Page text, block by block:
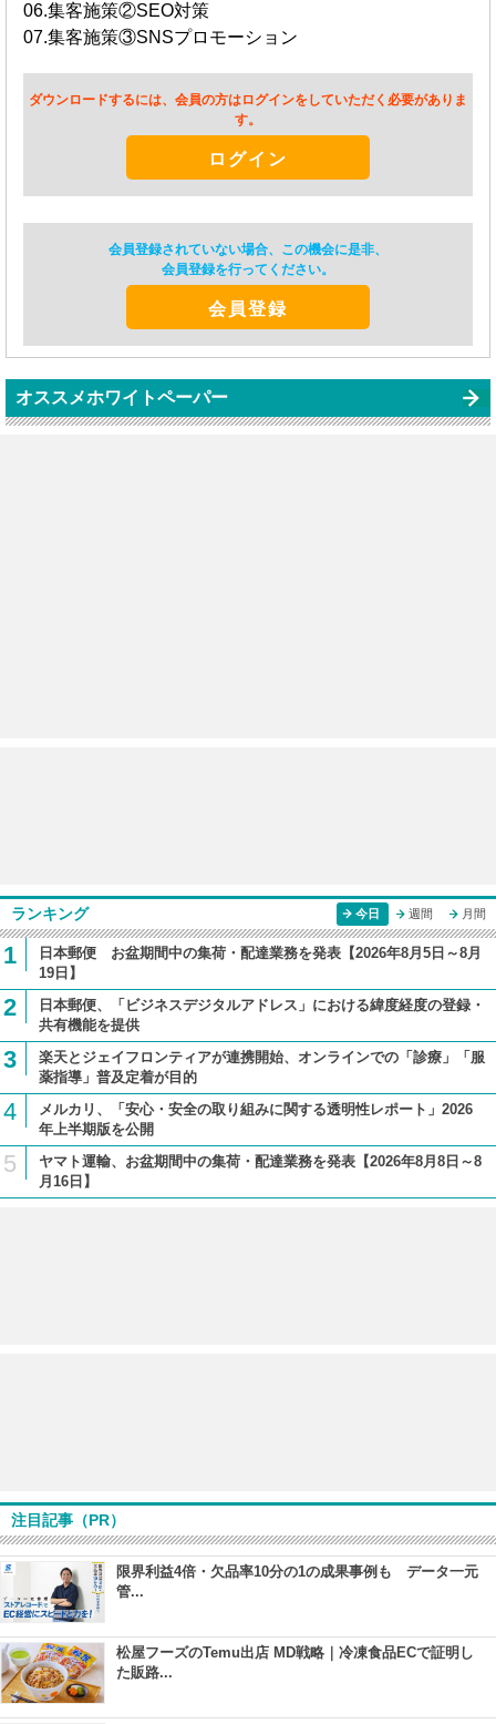
06.集客施策②SEO対策
07.集客施策③SNSプロモーション
ダウンロードするには、会員の方はログインをしていただく必要がありま
す。
ログイン
会員登録されていない場合、この機会に是非、
会員登録を行ってください。
会員登録
オススメホワイトペーパー
ランキング 今日 週間 月間
1
日本郵便 お盆期間中の集荷・配達業務を発表【2026年8月5日～8月
19日】
2
日本郵便、「ビジネスデジタルアドレス」における緯度経度の登録・
共有機能を提供
3
楽天とジェイフロンティアが連携開始、オンラインでの「診療」「服
薬指導」普及定着が目的
4
メルカリ、「安心・安全の取り組みに関する透明性レポート」2026
年上半期版を公開
5
ヤマト運輸、お盆期間中の集荷・配達業務を発表【2026年8月8日～8
月16日】
注目記事（PR）
限界利益4倍・欠品率10分の1の成果事例も データ一元
管...
松屋フーズのTemu出店 MD戦略｜冷凍食品ECで証明し
た販路...